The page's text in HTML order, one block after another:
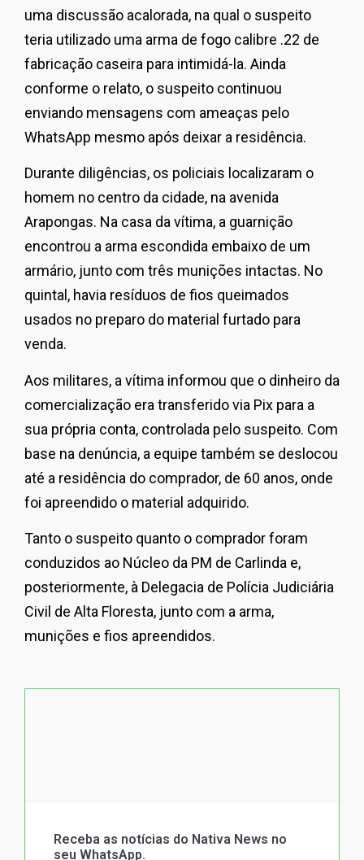
uma discussão acalorada, na qual o suspeito
teria utilizado uma arma de fogo calibre .22 de
fabricação caseira para intimidá-la. Ainda
conforme o relato, o suspeito continuou
enviando mensagens com ameaças pelo
WhatsApp mesmo após deixar a residência.
Durante diligências, os policiais localizaram o
homem no centro da cidade, na avenida
Arapongas. Na casa da vítima, a guarnição
encontrou a arma escondida embaixo de um
armário, junto com três munições intactas. No
quintal, havia resíduos de fios queimados
usados no preparo do material furtado para
venda.
Aos militares, a vítima informou que o dinheiro da
comercialização era transferido via Pix para a
sua própria conta, controlada pelo suspeito. Com
base na denúncia, a equipe também se deslocou
até a residência do comprador, de 60 anos, onde
foi apreendido o material adquirido.
Tanto o suspeito quanto o comprador foram
conduzidos ao Núcleo da PM de Carlinda e,
posteriormente, à Delegacia de Polícia Judiciária
Civil de Alta Floresta, junto com a arma,
munições e fios apreendidos.
Receba as notícias do Nativa News no
seu WhatsApp.